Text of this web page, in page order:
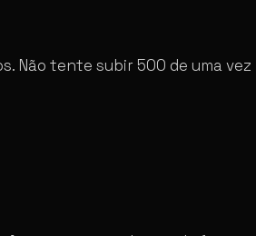
Não tente subir 500 de uma vez